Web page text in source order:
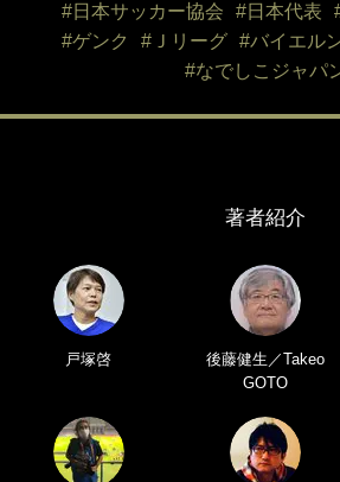
#日本サッカー協会
#日本代表
#ゲンク
#Ｊリーグ
#バイエル
#なでしこジャパ
著者紹介
戸塚啓
後藤健生／Takeo
GOTO